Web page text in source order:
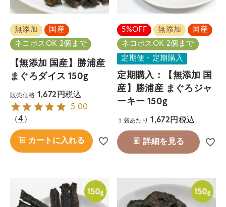
無添加
国産
ネコポスOK 2個まで
【無添加 国産】勝浦産
まぐろダイス 150g
販売価格 1,672 税込
5.00
（4 ）
カートに入れる
5%OFF 無添加
国産
ネコポスOK 2個まで
定期便・定期購入
定期購入：【無添加 国
産】勝浦産 まぐろジャ
ーキー 150g
１袋あたり 1,672 税込
詳細を見る